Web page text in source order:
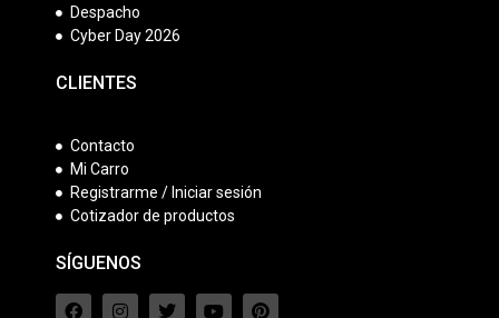
Despacho
Cyber Day 2026
CLIENTES
Contacto
Mi Carro
Registrarme / Iniciar sesión
Cotizador de productos
SÍGUENOS